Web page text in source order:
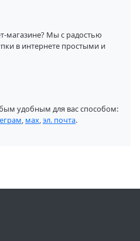
магазине? Мы с радостью
в интернете простыми и
удобным для вас способом:
, мах,эл. почта.